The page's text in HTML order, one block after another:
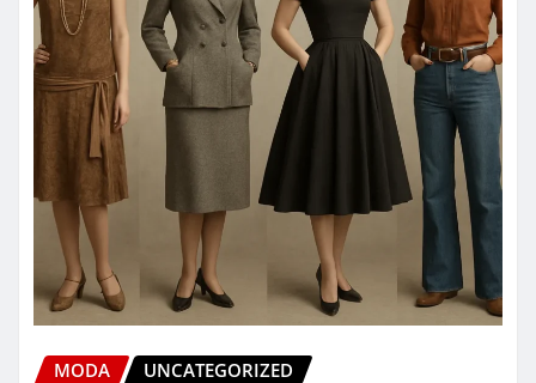
MODA UNCATEGORIZED